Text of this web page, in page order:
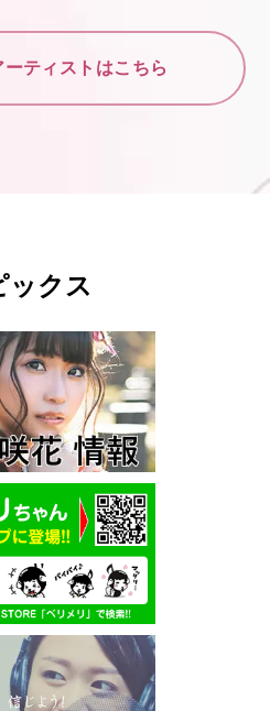
ティストはこちら
ックス